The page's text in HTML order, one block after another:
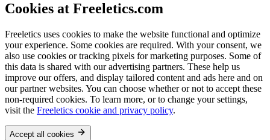
Cookies at Freeletics.com
Freeletics uses cookies to make the website functional and optimize
your experience. Some cookies are required. With your consent, we
also use cookies or tracking pixels for marketing purposes. Some of
this data is shared with our advertising partners. These help us
improve our offers, and display tailored content and ads here and on
our partner websites. You can choose whether or not to accept these
non-required cookies. To learn more, or to change your settings,
visit the Freeletics cookie and privacy policy.
Accept all cookies